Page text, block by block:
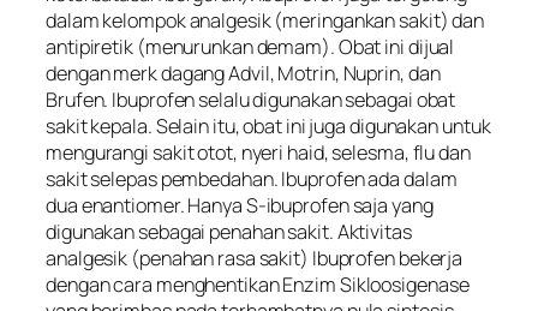
dalam kelompok analgesik (meringankan sakit) dan
antipiretik (menurunkan demam). Obat ini dijual
dengan merk dagang Advil, Motrin, Nuprin, dan
Brufen. Ibuprofen selalu digunakan sebagai obat
sakit kepala. Selain itu, obat ini juga digunakan untuk
mengurangi sakit otot, nyeri haid, selesma, flu dan
sakit selepas pembedahan. Ibuprofen ada dalam
dua enantiomer. Hanya S-ibuprofen saja yang
digunakan sebagai penahan sakit. Aktivitas
analgesik (penahan rasa sakit) Ibuprofen bekerja
dengan cara menghentikan Enzim Sikloosigenase